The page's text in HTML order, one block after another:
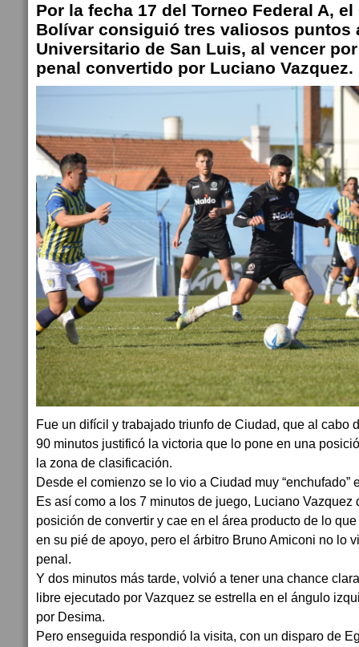
Por la fecha 17 del Torneo Federal A,
Bolívar consiguió tres valiosos puntos
Universitario de San Luis, al vencer
penal convertido por Luciano Vazquez.
Fue un difícil y trabajado triunfo de Ciudad, que al cabo
90 minutos justificó la victoria que lo pone en una
la zona de clasificación.
Desde el comienzo se lo vio a Ciudad muy “enchufado”
Es así como a los 7 minutos de juego, Luciano Vazquez
posición de convertir y cae en el área producto de lo
en su pié de apoyo, pero el árbitro Bruno Amiconi no lo
penal.
Y dos minutos más tarde, volvió a tener una chance
libre ejecutado por Vazquez se estrella en el ángulo
por Desima.
Pero enseguida respondió la visita, con un disparo de